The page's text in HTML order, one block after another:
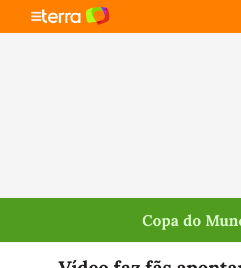
Copa do
Selecione o time para ver as notícias